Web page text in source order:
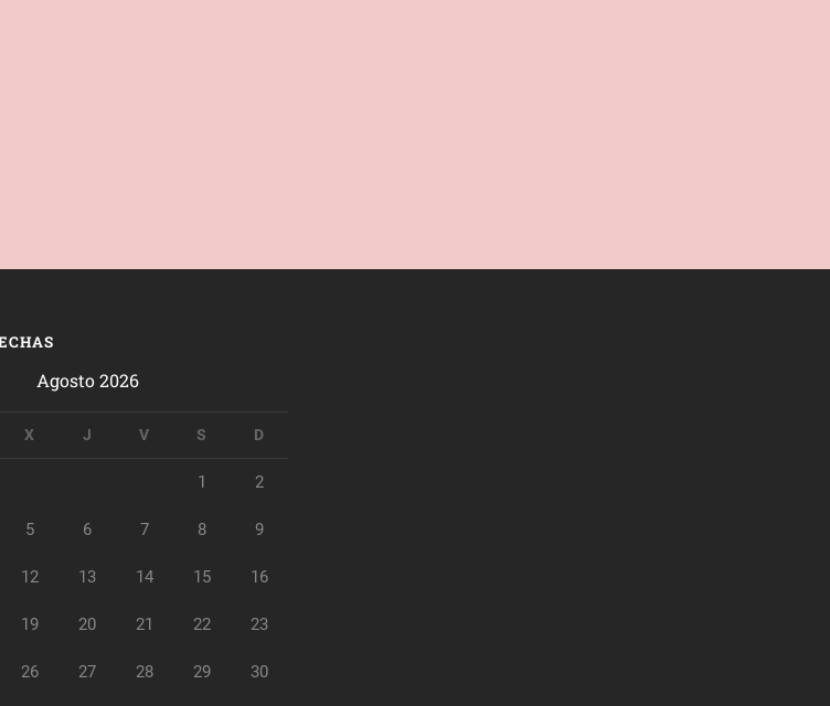
Agosto 2026
X J V S D
1 2
5 6 7 8 9
12 13 14 15 16
19 20 21 22 23
26 27 28 29 30